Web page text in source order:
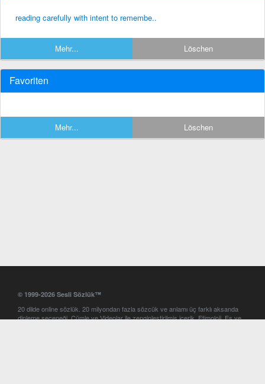
reading carefully with intent to remembe..
Mehr... Löschen
Favoriten
Mehr... Löschen
© 1999-2026 Sesli Sözlük™
20 dilde online sözlük. 20 milyondan fazla sözcük ve anlamı üç farklı aksanda
dinleme seçeneği. Cümle ve Videolar ile zenginleştirilmiş içerik. Etimoloji, Eş ve